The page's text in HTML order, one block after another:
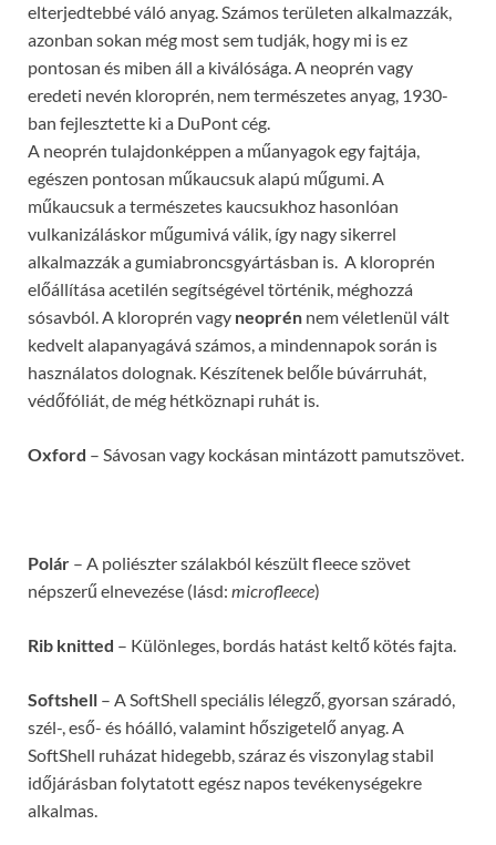
elterjedtebbé váló anyag. Számos területen alkalmazzák,
azonban sokan még most sem tudják, hogy mi is ez
pontosan és miben áll a kiválósága.A neoprén vagy
eredeti nevén kloroprén, nem természetes anyag, 1930-
ban fejlesztette ki a DuPont cég.
A neoprén tulajdonképpen a műanyagok egy fajtája,
egészen pontosan műkaucsuk alapú műgumi. A
műkaucsuk a természetes kaucsukhoz hasonlóan
vulkanizáláskor műgumivá válik, így nagy sikerrel
alkalmazzák a gumiabroncsgyártásban is. A kloroprén
előállítása acetilén segítségével történik, méghozzá
sósavból. A kloroprén vagy neoprén nem véletlenül vált
kedvelt alapanyagává számos, a mindennapok során is
használatos dolognak. Készítenek belőle búvárruhát,
védőfóliát, de még hétköznapi ruhát is.
Oxford – Sávosan vagy kockásan mintázott pamutszövet.
Polár – A poliészter szálakból készült fleece szövet
népszerű elnevezése (lásd: microfleece)
Rib knitted – Különleges, bordás hatást keltő kötés fajta.
Softshell – A SoftShell speciális lélegző, gyorsan száradó,
szél-, eső- és hóálló, valamint hőszigetelő anyag. A
SoftShell ruházat hidegebb, száraz és viszonylag stabil
időjárásban folytatott egész napos tevékenységekre
alkalmas.